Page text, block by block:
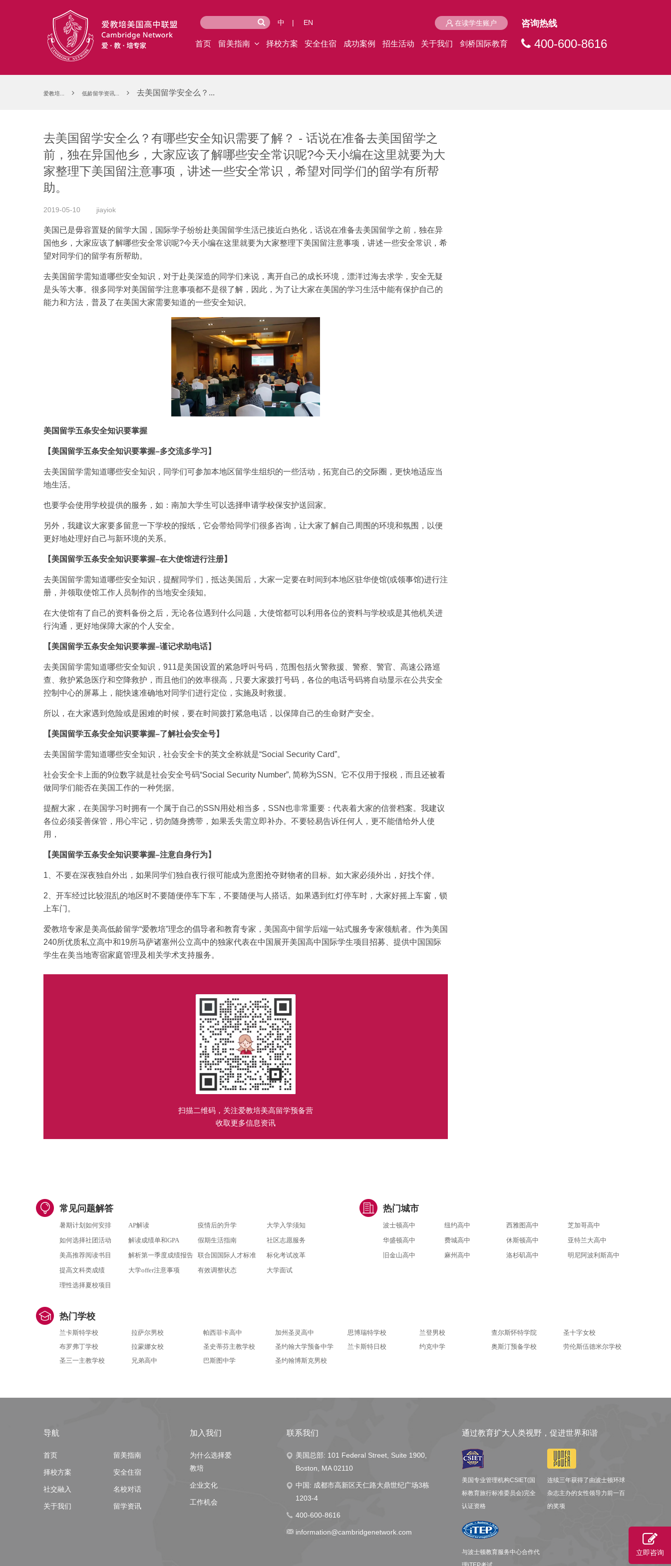
在读学生账户
中 | EN
首页 留美指南 择校方案 安全住宿 成功案例 招生活动 关于我们 剑桥国际教育
咨询热线
400-600-8616
爱教培... 低龄留学资讯... 去美国留学安全么？...
去美国留学安全么？有哪些安全知识需要了解？ - 话说在准备去美国留学之
前，独在异国他乡，大家应该了解哪些安全常识呢?今天小编在这里就要为大
家整理下美国留注意事项，讲述一些安全常识，希望对同学们的留学有所帮
助。
2019-05-10 jiayiok
美国已是毋容置疑的留学大国，国际学子纷纷赴美国留学生活已接近白热化，话说在准备去美国留学之前，独在异
国他乡，大家应该了解哪些安全常识呢?今天小编在这里就要为大家整理下美国留注意事项，讲述一些安全常识，希
望对同学们的留学有所帮助。
去美国留学需知道哪些安全知识，对于赴美深造的同学们来说，离开自己的成长环境，漂洋过海去求学，安全无疑
是头等大事。很多同学对美国留学注意事项都不是很了解，因此，为了让大家在美国的学习生活中能有保护自己的
能力和方法，普及了在美国大家需要知道的一些安全知识。
美国留学五条安全知识要掌握
【美国留学五条安全知识要掌握–多交流多学习】
去美国留学需知道哪些安全知识，同学们可参加本地区留学生组织的一些活动，拓宽自己的交际圈，更快地适应当
地生活。
也要学会使用学校提供的服务，如：南加大学生可以选择申请学校保安护送回家。
另外，我建议大家要多留意一下学校的报纸，它会带给同学们很多咨询，让大家了解自己周围的环境和氛围，以便
更好地处理好自己与新环境的关系。
【美国留学五条安全知识要掌握–在大使馆进行注册】
去美国留学需知道哪些安全知识，提醒同学们，抵达美国后，大家一定要在时间到本地区驻华使馆(或领事馆)进行注
册，并领取使馆工作人员制作的当地安全须知。
在大使馆有了自己的资料备份之后，无论各位遇到什么问题，大使馆都可以利用各位的资料与学校或是其他机关进
行沟通，更好地保障大家的个人安全。
【美国留学五条安全知识要掌握–谨记求助电话】
去美国留学需知道哪些安全知识，911是美国设置的紧急呼叫号码，范围包括火警救援、警察、警官、高速公路巡
查、救护紧急医疗和空降救护，而且他们的效率很高，只要大家拨打号码，各位的电话号码将自动显示在公共安全
控制中心的屏幕上，能快速准确地对同学们进行定位，实施及时救援。
所以，在大家遇到危险或是困难的时候，要在时间拨打紧急电话，以保障自己的生命财产安全。
【美国留学五条安全知识要掌握–了解社会安全号】
去美国留学需知道哪些安全知识，社会安全卡的英文全称就是“Social Security Card”。
社会安全卡上面的9位数字就是社会安全号码“Social Security Number”, 简称为SSN。它不仅用于报税，而且还被看
做同学们能否在美国工作的一种凭据。
提醒大家，在美国学习时拥有一个属于自己的SSN用处相当多，SSN也非常重要：代表着大家的信誉档案。我建议
各位必须妥善保管，用心牢记，切勿随身携带，如果丢失需立即补办。不要轻易告诉任何人，更不能借给外人使
用，
【美国留学五条安全知识要掌握–注意自身行为】
1、不要在深夜独自外出，如果同学们独自夜行很可能成为意图抢夺财物者的目标。如大家必须外出，好找个伴。
2、开车经过比较混乱的地区时不要随便停车下车，不要随便与人搭话。如果遇到红灯停车时，大家好摇上车窗，锁
上车门。
爱教培专家是美高低龄留学“爱教培”理念的倡导者和教育专家，美国高中留学后端一站式服务专家领航者。作为美国
240所优质私立高中和19所马萨诸塞州公立高中的独家代表在中国展开美国高中国际学生项目招募、提供中国国际
学生在美当地寄宿家庭管理及相关学术支持服务。
扫描二维码，关注爱教培美高留学预备营
收取更多信息资讯
常见问题解答
暑期计划如何安排 AP解读 疫情后的升学
大学入学须知
如何选择社团活动
解读成绩单和GPA 假期生活指南
社区志愿服务
美高推荐阅读书目
解析第一季度成绩报告 联合国国际人才标准
标化考试改革
提高文科类成绩
大学offer注意事项 有效调整状态
大学面试
理性选择夏校项目
热门城市
波士顿高中 纽约高中 西雅图高中
芝加哥高中
华盛顿高中
费城高中 休斯顿高中
亚特兰大高中
旧金山高中
麻州高中 洛杉矶高中 明尼阿波利斯高中
热门学校
兰卡斯特学校 拉萨尔男校 帕西菲卡高中 加州圣灵高中 思博瑞特学校 兰登男校 查尔斯怀特学院
圣十字女校
布罗弗丁学校
拉蒙娜女校 圣史蒂芬主教学校 圣约翰大学预备中学 兰卡斯特日校 约克中学 奥斯汀预备学校
劳伦斯伍德米尔学校
圣三一主教学校
兄弟高中 巴斯图中学 圣约翰博斯克男校
导航
首页 留美指南
择校方案 安全住宿
社交融入 名校对话
关于我们 留学资讯
加入我们
为什么选择爱
教培
企业文化
工作机会
联系我们
美国总部: 101 Federal Street, Suite 1900,
Boston, MA 02110
中国: 成都市高新区天仁路大鼎世纪广场3栋
1203-4
400-600-8616
information@cambridgenetwork.com
通过教育扩大人类视野，促进世界和谐
美国专业管理机构CSIET(国
标教育旅行标准委员会)完全
认证资格
连续三年获得了由波士顿环球
杂志主办的女性领导力前一百
的奖项
与波士顿教育服务中心合作代
立即咨询